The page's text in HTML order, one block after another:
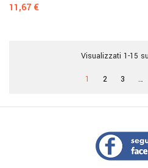
Prezzo
11,67 €
Visualizzati 1-15
1 2 3 …